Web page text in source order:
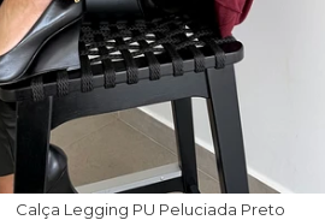
Calça Legging PU Peluciada Preto